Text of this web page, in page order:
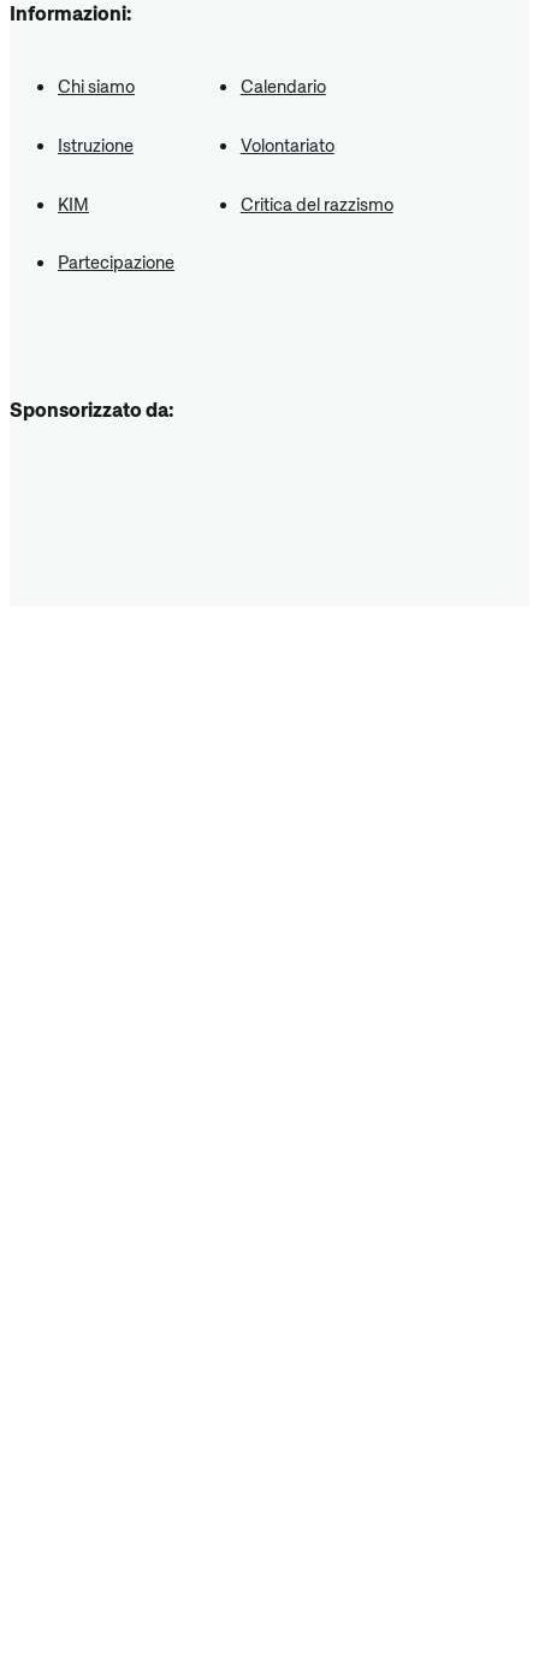
Informazioni:
Chi siamo Calendario
Istruzione Volontariato
KIM Critica del razzismo
Partecipazione
Sponsorizzato da: